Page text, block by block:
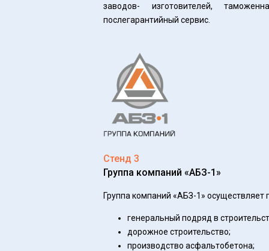
заводов- изготовителей,
послегарантийный сервис.
Стенд 3
Группа компаний «АБЗ-1»
Группа компаний «АБЗ-1»
генеральный подряд в
дорожное строительство;
производство асфальтобетона;